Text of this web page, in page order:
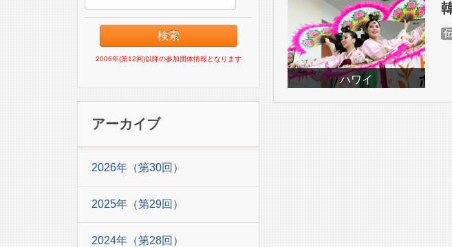
2006年(第12回)以降の参加団体情報となります
アーカイブ
2026年（第30回）
2025年（第29回）
2024年（第28回）
ハワイ